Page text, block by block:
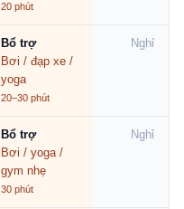
20 phút
Bổ trợ
Bơi / đạp xe /
yoga
20–30 phút
Nghỉ
Bổ trợ
Bơi / yoga /
gym nhẹ
30 phút
Nghỉ